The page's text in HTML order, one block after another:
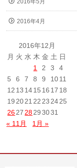
2016年5月
2016年4月
2016年12月
月 火 水 木 金 土 日
1
2 3
4
5
6 7 8 9 1011
12 13 1415 16 17 18
19 2021 22 23 2425
2627 2829 3031
« 11月
1月 »